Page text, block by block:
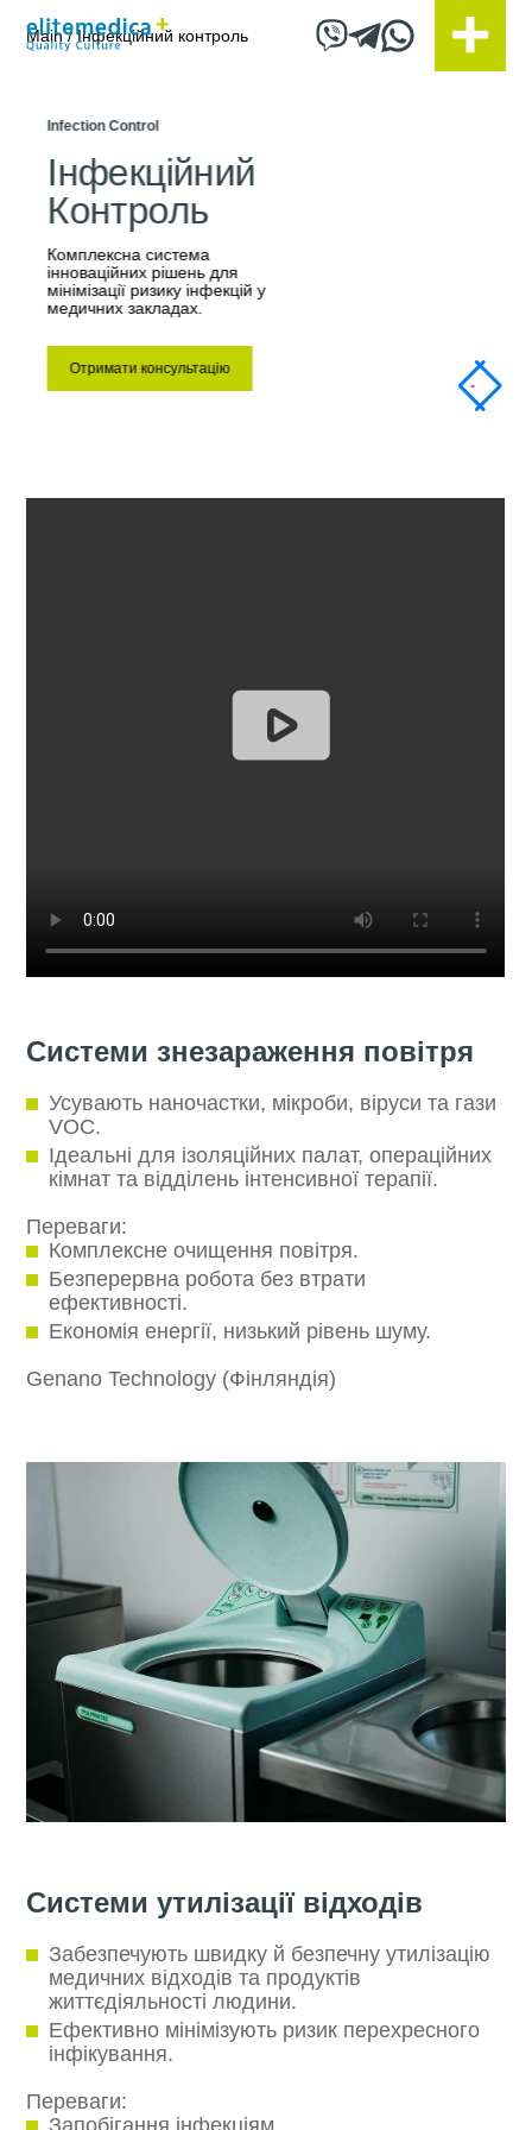
Main/Інфекційний контроль
Infection Control
Інфекційний
Контроль
Комплексна система
інноваційних рішень для
мінімізації ризику інфекцій у
медичних закладах.
Отримати консультацію
Системи знезараження повітря
Усувають наночастки, мікроби, віруси та гази
VOC.
Ідеальні для ізоляційних палат, операційних
кімнат та відділень інтенсивної терапії.
Переваги:
Комплексне очищення повітря.
Безперервна робота без втрати
ефективності.
Економія енергії, низький рівень шуму.
Genano Technology (Фінляндія)
Системи утилізації відходів
Забезпечують швидку й безпечну утилізацію
медичних відходів та продуктів
життєдіяльності людини.
Ефективно мінімізують ризик перехресного
інфікування.
Переваги:
Запобігання інфекціям